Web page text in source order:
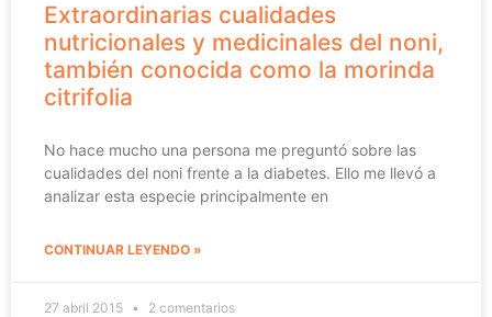
Extraordinarias cualidades
nutricionales y medicinales del noni,
también conocida como la morinda
citrifolia
No hace mucho una persona me preguntó sobre las
cualidades del noni frente a la diabetes. Ello me llevó a
analizar esta especie principalmente en
CONTINUAR LEYENDO »
27 abril 2015 2 comentarios